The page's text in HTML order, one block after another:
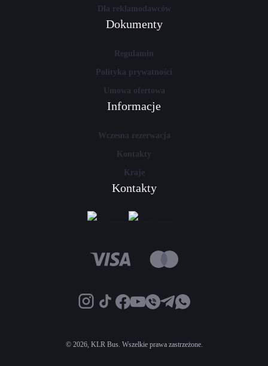
Dla reklamodawców
Dokumenty
Regulamin
Polityka prywatności
Umowa ofertowa
Informacje
Wczesna rezerwacja
Kontakty
Kraje
Kontakty
© 2026, KLR Bus. Wszelkie prawa zastrzeżone.